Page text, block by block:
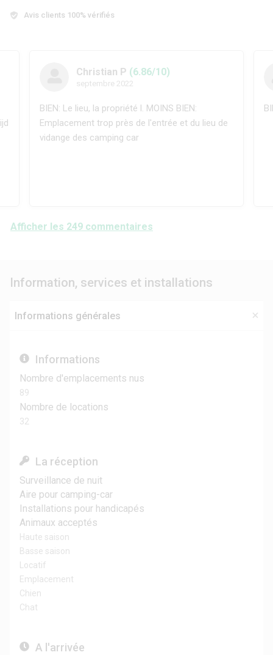
Avis clients 100% vérifiés
Christian P (6.86/10)
septembre 2022
BIEN: Le lieu, la propriété l. MOINS BIEN:
Emplacement trop près de l'entrée et du lieu de
vidange des camping car
Afficher les 249 commentaires
Information, services et installations
Informations générales
Informations
Nombre d'emplacements nus
89
Nombre de locations
32
La réception
Surveillance de nuit
Aire pour camping-car
Installations pour handicapés
Animaux acceptés
Haute saison
Basse saison
Locatif
Emplacement
Chien
Chat
A l'arrivée